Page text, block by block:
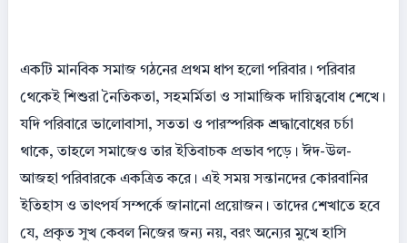
একটি মানবিক সমাজ গঠনের প্রথম ধাপ হলো পরিবার। পরিবার
থেকেই শিশুরা নৈতিকতা, সহমর্মিতা ও সামাজিক দায়িত্ববোধ শেখে।
যদি পরিবারে ভালোবাসা, সততা ও পারস্পরিক শ্রদ্ধাবোধের চর্চা
থাকে, তাহলে সমাজেও তার ইতিবাচক প্রভাব পড়ে। ঈদ-উল-
আজহা পরিবারকে একত্রিত করে। এই সময় সন্তানদের কোরবানির
ইতিহাস ও তাৎপর্য সম্পর্কে জানানো প্রয়োজন। তাদের শেখাতে হবে
যে, প্রকৃত সুখ কেবল নিজের জন্য নয়, বরং অন্যের মুখে হাসি